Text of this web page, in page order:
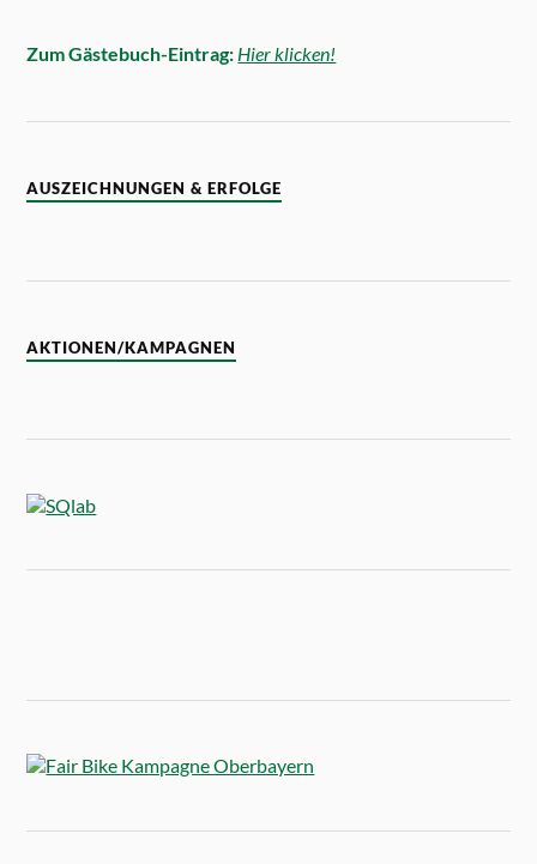
Zum Gästebuch-Eintrag: Hier klicken!
AUSZEICHNUNGEN & ERFOLGE
AKTIONEN/KAMPAGNEN